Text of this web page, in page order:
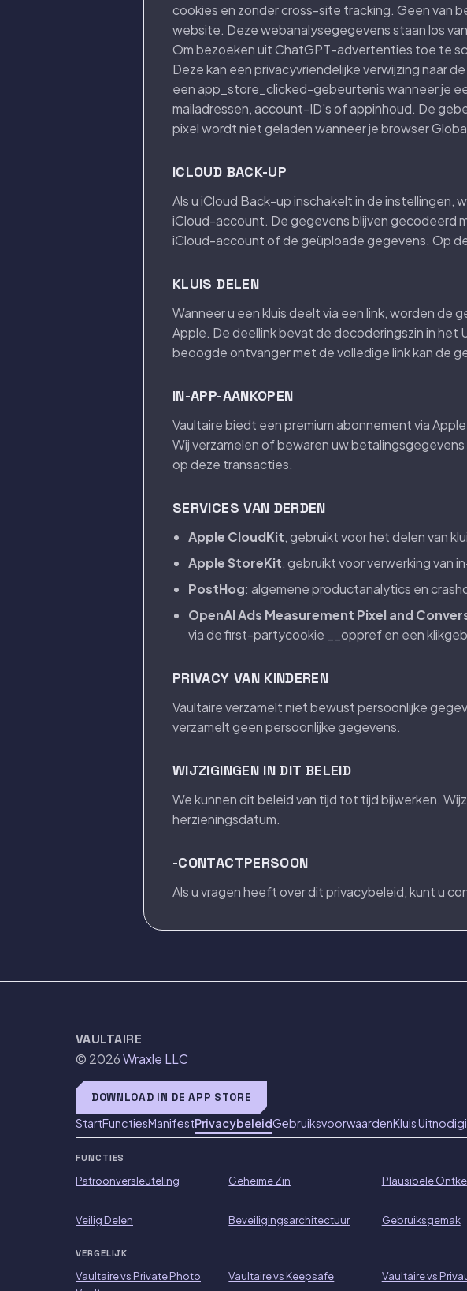
cookies en zonder cross-site tracking. Geen van
website. Deze webanalysegegevens staan los
Om bezoeken uit ChatGPT-advertenties toe te
Deze kan een privacyvriendelijke verwijzing naar
een app_store_clicked-gebeurtenis wanneer je
mailadressen, account-ID's of appinhoud. De
pixel wordt niet geladen wanneer je browser
ICLOUD BACK-UP
Als u iCloud Back-up inschakelt in de
iCloud-account. De gegevens blijven
iCloud-account of de geüploade gegevens. Op
KLUIS DELEN
Wanneer u een kluis deelt via een link, worden
Apple. De deellink bevat de decoderingszin in
beoogde ontvanger met de volledige link kan de
IN-APP-AANKOPEN
Vaultaire biedt een premium abonnement via
Wij verzamelen of bewaren uw
op deze transacties.
SERVICES VAN DERDEN
Apple CloudKit, gebruikt voor het delen van
Apple StoreKit, gebruikt voor verwerking van
PostHog: algemene productanalytics en
OpenAI Ads Measurement Pixel and
via de first-partycookie __oppref en een
PRIVACY VAN KINDEREN
Vaultaire verzamelt niet bewust persoonlijke
verzamelt geen persoonlijke gegevens.
WIJZIGINGEN IN DIT BELEID
We kunnen dit beleid van tijd tot tijd bijwerken.
herzieningsdatum.
-CONTACTPERSOON
Als u vragen heeft over dit privacybeleid, kunt u
VAULTAIRE
© 2026Wraxle LLC
DOWNLOAD IN DE APP STORE
StartFunctiesManifestPrivacybeleidGebruiksvoorwaardenKluis
FUNCTIES
Patroonversleuteling Geheime Zin Plausibele
Veilig Delen
Beveiligingsarchitectuur Gebruiksgemak
VERGELIJK
Vaultaire vs Private Photo
Vaultaire vs Keepsafe Vaultaire vs